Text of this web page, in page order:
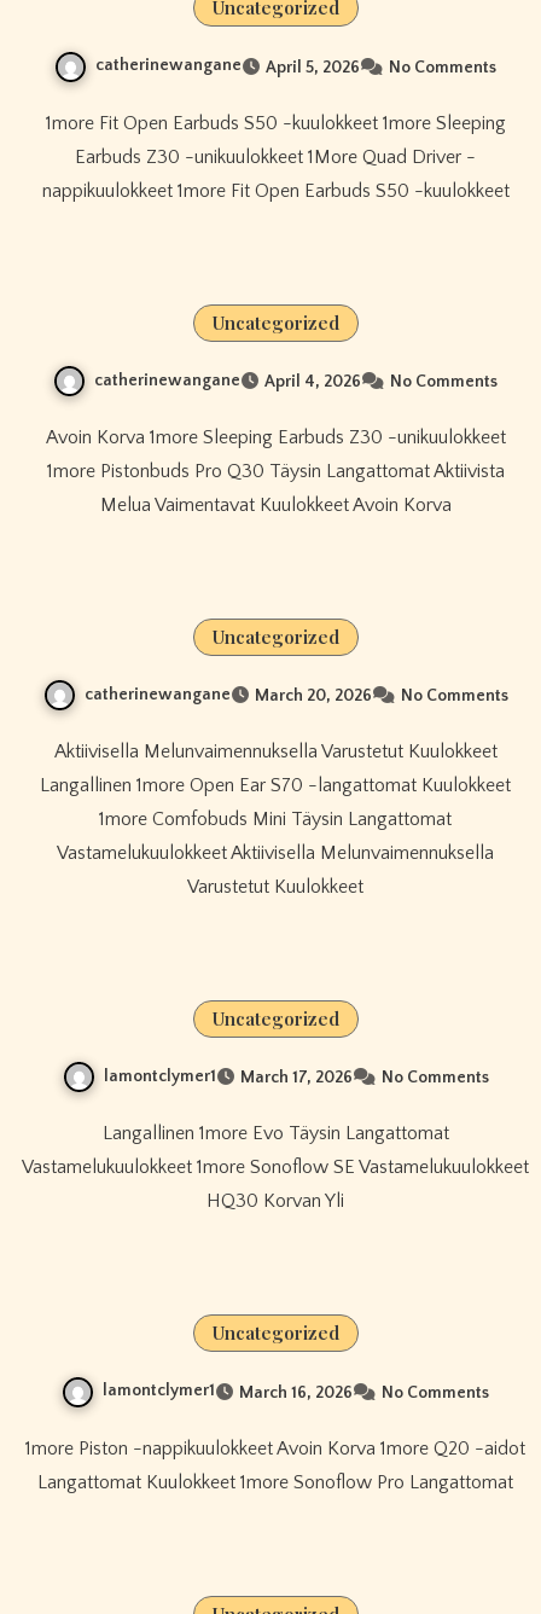
Uncategorized
catherinewangane April 5, 2026 No Comments
1more Fit Open Earbuds S50 -kuulokkeet 1more Sleeping
Earbuds Z30 -unikuulokkeet 1More Quad Driver -
nappikuulokkeet 1more Fit Open Earbuds S50 -kuulokkeet
Uncategorized
catherinewangane April 4, 2026 No Comments
Avoin Korva 1more Sleeping Earbuds Z30 -unikuulokkeet
1more Pistonbuds Pro Q30 Täysin Langattomat Aktiivista
Melua Vaimentavat Kuulokkeet Avoin Korva
Uncategorized
catherinewangane March 20, 2026 No Comments
Aktiivisella Melunvaimennuksella Varustetut Kuulokkeet
Langallinen 1more Open Ear S70 -langattomat Kuulokkeet
1more Comfobuds Mini Täysin Langattomat
Vastamelukuulokkeet Aktiivisella Melunvaimennuksella
Varustetut Kuulokkeet
Uncategorized
lamontclymer1 March 17, 2026 No Comments
Langallinen 1more Evo Täysin Langattomat
Vastamelukuulokkeet 1more Sonoflow SE Vastamelukuulokkeet
HQ30 Korvan Yli
Uncategorized
lamontclymer1 March 16, 2026 No Comments
1more Piston -nappikuulokkeet Avoin Korva 1more Q20 -aidot
Langattomat Kuulokkeet 1more Sonoflow Pro Langattomat